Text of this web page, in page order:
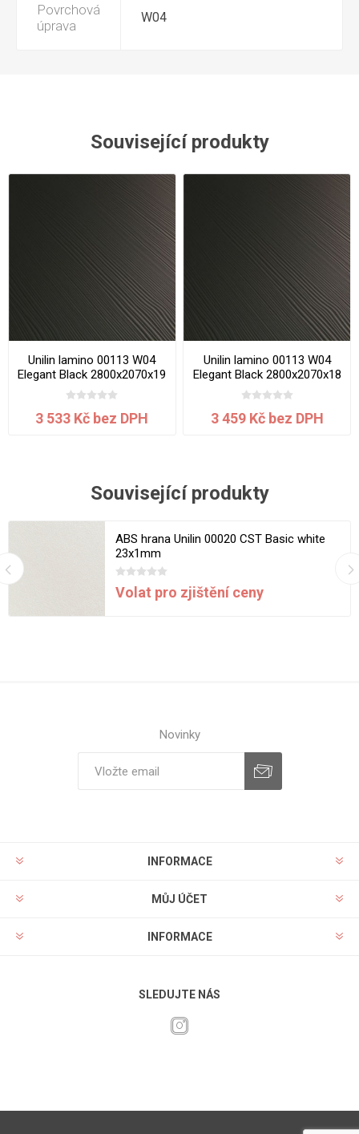
Povrchová
úprava
W04
Související produkty
Unilin lamino 00113 W04
Elegant Black 2800x2070x19
mm
3 533 Kč bez DPH
Unilin lamino 00113 W04
Elegant Black 2800x2070x18
mm
3 459 Kč bez DPH
Související produkty
ABS hrana Unilin 00020 CST Basic white
23x1mm
Volat pro zjištění ceny
Novinky
INFORMACE
MŮJ ÚČET
INFORMACE
SLEDUJTE NÁS